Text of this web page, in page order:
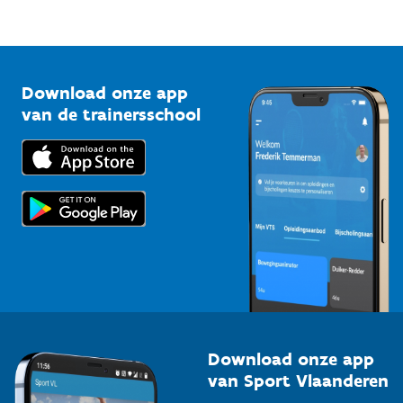
Bedrijven
Trainers en begeleiders
Topsporters
Vlaamse Trainersschool
Kennisplatform
Downloads
Voor de pers
Download onze app
van de trainersschool
Download onze app
van Sport Vlaanderen